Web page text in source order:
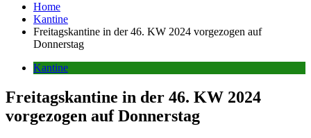
Home
Kantine
Freitagskantine in der 46. KW 2024 vorgezogen auf
Donnerstag
Kantine
Freitagskantine in der 46. KW 2024
vorgezogen auf Donnerstag